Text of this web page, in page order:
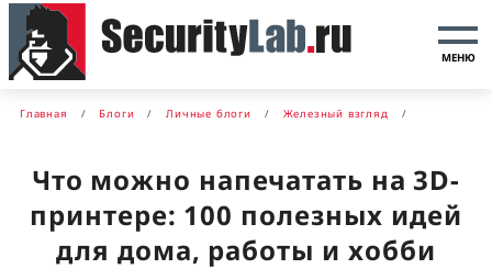
МЕНЮ
Главная Блоги Личные блоги Железный взгляд
Что можно напечатать на 3D-
принтере: 100 полезных идей
для дома, работы и хобби